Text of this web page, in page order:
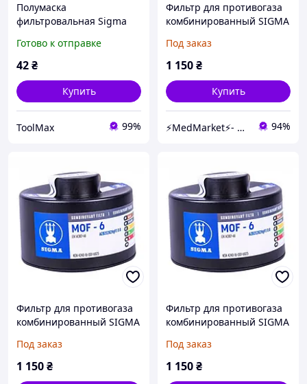
Полумаска
фильтровальная Sigma
без клапана
Готово к отправке
42₴
Купить
ToolMax 99%
Фильтр для противогаза
комбинированный SIGMA
МедМаркет
Под заказ
1 150₴
Купить
⚡️MedMarket⚡️- Оптовый магазин медицинских товаров 94%
Фильтр для противогаза
комбинированный SIGMA
Медаппаратура
Под заказ
1 150₴
Фильтр для противогаза
комбинированный SIGMA
Медтехника
Под заказ
1 150₴